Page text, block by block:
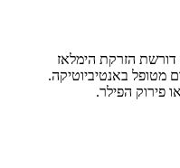
דורשת הזרקת הימלאז
מטופל באנטיביוטיקה.
פירוק הפילר.